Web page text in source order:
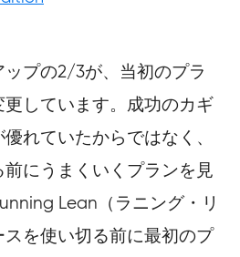
プの2/3が、当初のプラ
しています。成功のカギ
れていたからではなく、
前にうまくいくプランを見
Lean（ラニング・リ
を使い切る前に最初のプ